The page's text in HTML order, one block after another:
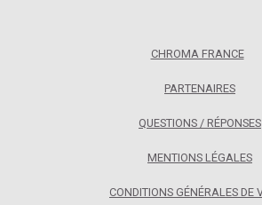
CHROMA FRANCE
PARTENAIRES
QUESTIONS / RÉPONSES
MENTIONS LÉGALES
CONDITIONS GÉNÉRALES DE